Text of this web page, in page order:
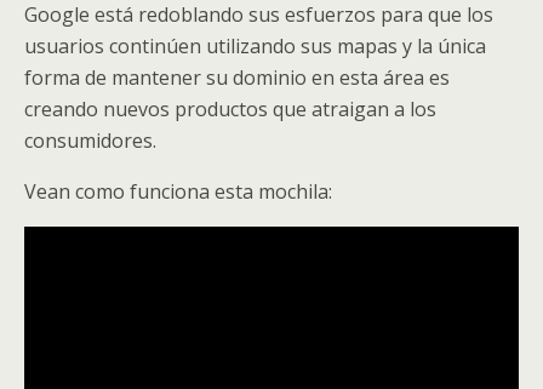
Google está redoblando sus esfuerzos para que los
usuarios continúen utilizando sus mapas y la única
forma de mantener su dominio en esta área es
creando nuevos productos que atraigan a los
consumidores.
Vean como funciona esta mochila: